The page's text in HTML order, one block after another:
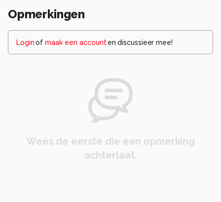
Opmerkingen
Loginof maak een account en discussieer mee!
Wees de eerste die een opmerking
achterlaat.